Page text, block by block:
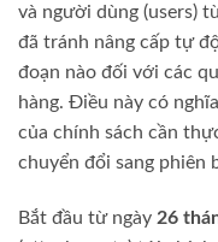
và người dùng (users)
đã tránh nâng cấp tự
đoạn nào đối với các
hàng. Điều này có
của chính sách cần
chuyển đổi sang phiên
Bắt đầu từ ngày 26